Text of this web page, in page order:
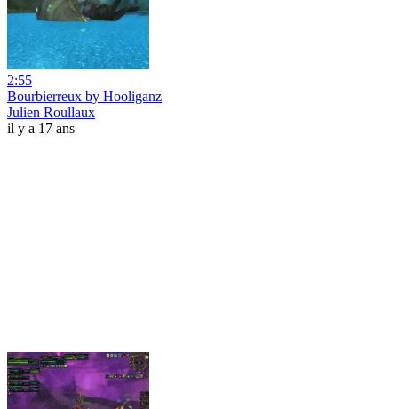
2:55
Bourbierreux by Hooliganz
Julien Roullaux
il y a 17 ans